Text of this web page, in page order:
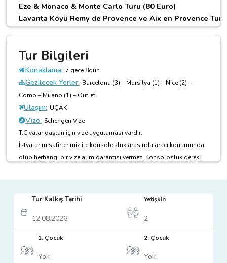
Eze & Monaco & Monte Carlo Turu (80 Euro)
Lavanta Köyü Remy de Provence ve Aix en Provence
Nimes ve Carcassone Turu (65 Euro)
Barcelona İkonları Turu (65 Euro)
Barcelona Lokal Mahalleler Turu (45 Euro
Avantajlı Ekstra tur paketlerinde 0-2 yaş arası ücretsiz,
Avantajlı Ekstra Tur Paketi İndirim oranı
Tur esnasındaki alımlarda
AVANTAJLI EKSTRA TUR -B- PAKETI: 180 € YERINE 125 €
Tekne ile Portofino Turu (65 Euro)
Flamenco Show (60 Euro)
Fiesta Barcelona Turu (55 Euro)
Avantajlı Ekstra tur paketlerinde 0-2 yaş arası ücretsiz,
Avantajlı Ekstra Tur Paketi İndirim oranı
Tur Bilgileri
Konaklama: 7 gece 8gün
Gezilecek Yerler: Barcelona (3) – Marsilya (1) – Nice (2) –
Como – Milano (1) – Outlet
Ulaşım: UÇAK
Vize: Schengen Vize
T.C vatandaşları için vize uygulaması vardır.
İstyatur misafirlerimiz ile konsolosluk arasında aracı konumunda
olup herhangi bir vize alım garantisi vermez. Konsolosluk gerekli
Yolcunun vize alamaması ile ilgili olarak İstyatur'un hiçbir
sorumluluğu yoktur. İstyatur sadece aracı kurum görevini
üstlenmektedir. Şahsi vize başvurularında İstyatur’un herhangi bir y
Tur Kalkış Tarihi Yetişkin
1. Çocuk 2. Çocuk